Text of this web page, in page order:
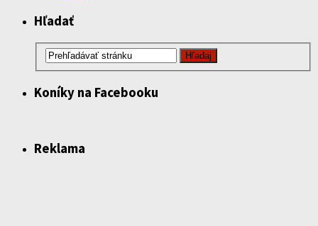
Hľadať
Koníky na Facebooku
Reklama